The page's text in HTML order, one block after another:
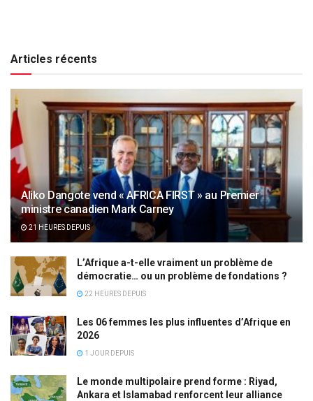
Articles récents
Aliko Dangote vend « AFRICA FIRST » au Premier
ministre canadien Mark Carney
21 HEURES DEPUIS
L’Afrique a-t-elle vraiment un problème de
démocratie… ou un problème de fondations ?
22 HEURES DEPUIS
Les 06 femmes les plus influentes d’Afrique en
2026
1 JOUR DEPUIS
Le monde multipolaire prend forme : Riyad,
Ankara et Islamabad renforcent leur alliance